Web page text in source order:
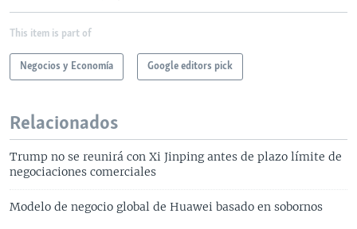
This item is part of
Negocios y Economía Google editors pick
Relacionados
Trump no se reunirá con Xi Jinping antes de plazo límite de
negociaciones comerciales
Modelo de negocio global de Huawei basado en sobornos